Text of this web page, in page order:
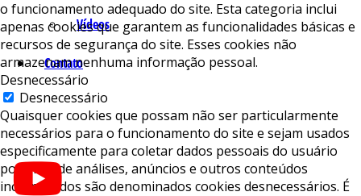
Vídeos
Contato
o funcionamento adequado do site. Esta categoria inclui
apenas cookies que garantem as funcionalidades básicas e
recursos de segurança do site. Esses cookies não
armazenam nenhuma informação pessoal.
Desnecessário
Desnecessário
Quaisquer cookies que possam não ser particularmente
necessários para o funcionamento do site e sejam usados ​​
especificamente para coletar dados pessoais do usuário
por meio de análises, anúncios e outros conteúdos
incorporados são denominados cookies desnecessários. É